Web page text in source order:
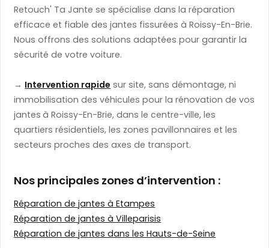
Retouch' Ta Jante se spécialise dans la réparation
efficace et fiable des jantes fissurées à Roissy-En-Brie.
Nous offrons des solutions adaptées pour garantir la
sécurité de votre voiture.
→Intervention rapidesur site, sans démontage, ni
immobilisation des véhicules pour la rénovation de vos
jantesà Roissy-En-Brie, dans le centre-ville, les
quartiers résidentiels, les zones pavillonnaires et les
secteurs proches des axes de transport.
Nos principales zones d’intervention :
Réparation de jantes à Etampes
Réparation de jantes à Villeparisis
Réparation de jantes dans les Hauts-de-Seine